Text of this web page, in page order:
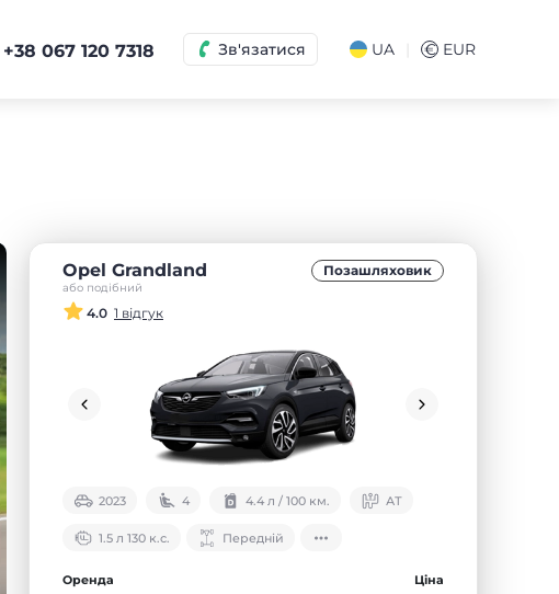
+38 067 120 7318 Зв'язатися UA € EUR
Opel Grandland
або подібний
Позашляховик
4.0 1 відгук
2023 4 4.4 л / 100 км. АТ
1.5 л 130 к.с. Передній
Оренда Ціна